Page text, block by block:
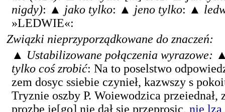
nigdy): ▲ jako tylko: ▲ jeno tylko: ▲
»LEDWIE«:
Związki nieprzyporządkowane do znaczeń:
▲ Ustabilizowane połączenia wyrazowe:
tylko coś zrobić: Na to poselstwo
zem dosyc ssiebie czynieł, kazwszy s
Tryznie oszby P. Woiewodzica przeiednał,
prozbe ie[go] nie dał się przeprosic, nie lza